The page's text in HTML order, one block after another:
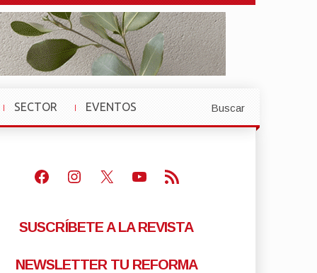
SECTOR
»
EVENTOS
»
Buscar
Facebook
Instagram
X Youtube
Feed RSS
SUSCRÍBETE A LA REVISTA
NEWSLETTER TU REFORMA